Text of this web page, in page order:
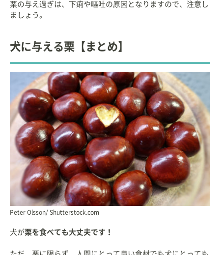
栗の与え過ぎは、下痢や嘔吐の原因となりますので、注意し
ましょう。
犬に与える栗【まとめ】
Peter Olsson/ Shutterstock.com
犬が栗を食べても大丈夫です！